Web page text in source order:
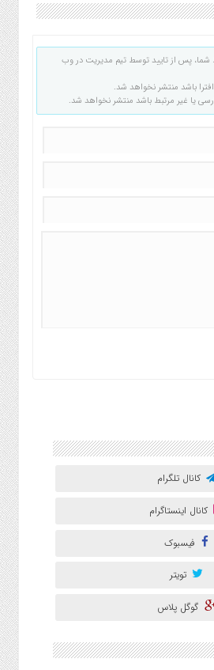
پس از تایید توسط تیم مدیریت در وب
باشد منتشر نخواهد شد.
یا غیر مرتبط باشد منتشر نخواهد شد.
کانال تلگرام
کانال اینستاگرام
فیسبوک
تویتر
گوگل پلاس